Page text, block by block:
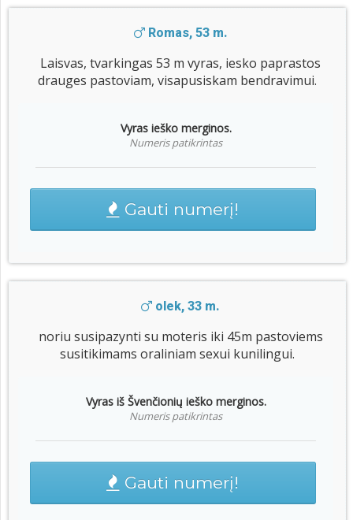
Romas, 53 m.
Laisvas, tvarkingas 53 m vyras, iesko paprastos
drauges pastoviam, visapusiskam bendravimui.
Vyras ieško merginos.
Numeris patikrintas
Gauti numerį!
olek, 33 m.
noriu susipazynti su moteris iki 45m pastoviems
susitikimams oraliniam sexui kunilingui.
Vyras iš Švenčionių ieško merginos.
Numeris patikrintas
Gauti numerį!